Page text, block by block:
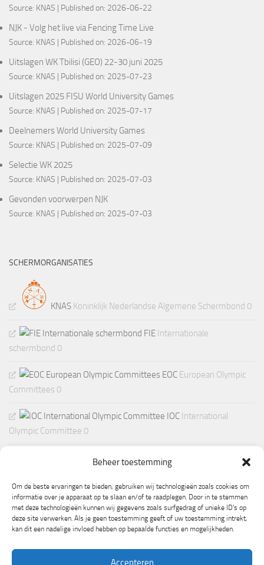
Beheer toestemming
Om de beste ervaringen te bieden, gebruiken wij technologieën zoals cookies om
informatie over je apparaat op te slaan en/of te raadplegen. Door in te stemmen
met deze technologieën kunnen wij gegevens zoals surfgedrag of unieke ID's op
deze site verwerken. Als je geen toestemming geeft of uw toestemming intrekt,
kan dit een nadelige invloed hebben op bepaalde functies en mogelijkheden.
Accepteren
Source: KNAS Published on: 2026-06-22
NJK - Volg het live via Fencing Time Live
Source: KNAS Published on: 2026-06-19
Uitslagen WK Tbilisi (GEO) 22-30 juni 2025
Source: KNAS Published on: 2025-07-23
Uitslagen 2025 FISU World University Games
Source: KNAS Published on: 2025-07-17
Deelnemers World University Games
Source: KNAS Published on: 2025-07-09
Selectie WK 2025
Source: KNAS Published on: 2025-07-03
Gevonden voorwerpen NJK
Source: KNAS Published on: 2025-07-03
SCHERMORGANISATIES
KNAS Koninklijk Nederlandse Algemene Schermbond 0
FIE Internationale
schermbond 0
EOC European Olympic
Committees 0
IOC International
Olympic Committee 0